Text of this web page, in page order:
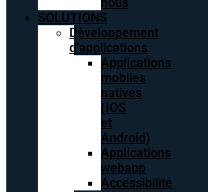
SOLUTIONS
Développement
d’applications
Applications
mobiles
natives
(IOS
et
Android)
Applications
webapp
Accessibilité